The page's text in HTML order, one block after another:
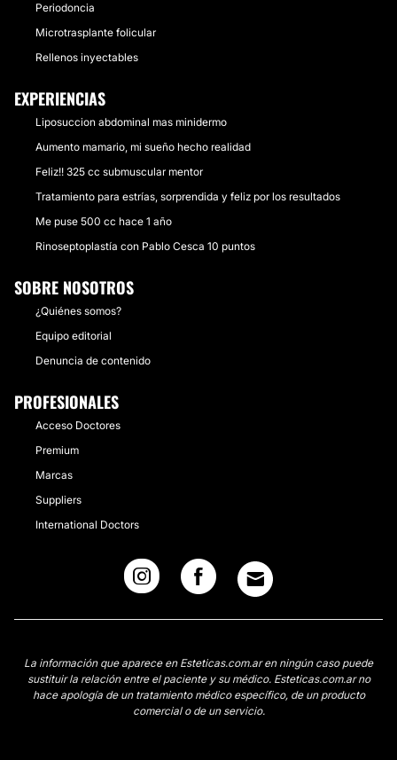
Periodoncia
Microtrasplante folicular
Rellenos inyectables
EXPERIENCIAS
Liposuccion abdominal mas minidermo
Aumento mamario, mi sueño hecho realidad
Feliz!! 325 cc submuscular mentor
Tratamiento para estrías, sorprendida y feliz por los resultados
Me puse 500 cc hace 1 año
Rinoseptoplastía con Pablo Cesca 10 puntos
SOBRE NOSOTROS
¿Quiénes somos?
Equipo editorial
Denuncia de contenido
PROFESIONALES
Acceso Doctores
Premium
Marcas
Suppliers
International Doctors
La información que aparece en Esteticas.com.ar en ningún caso puede
sustituir la relación entre el paciente y su médico. Esteticas.com.ar no
hace apología de un tratamiento médico específico, de un producto
comercial o de un servicio.